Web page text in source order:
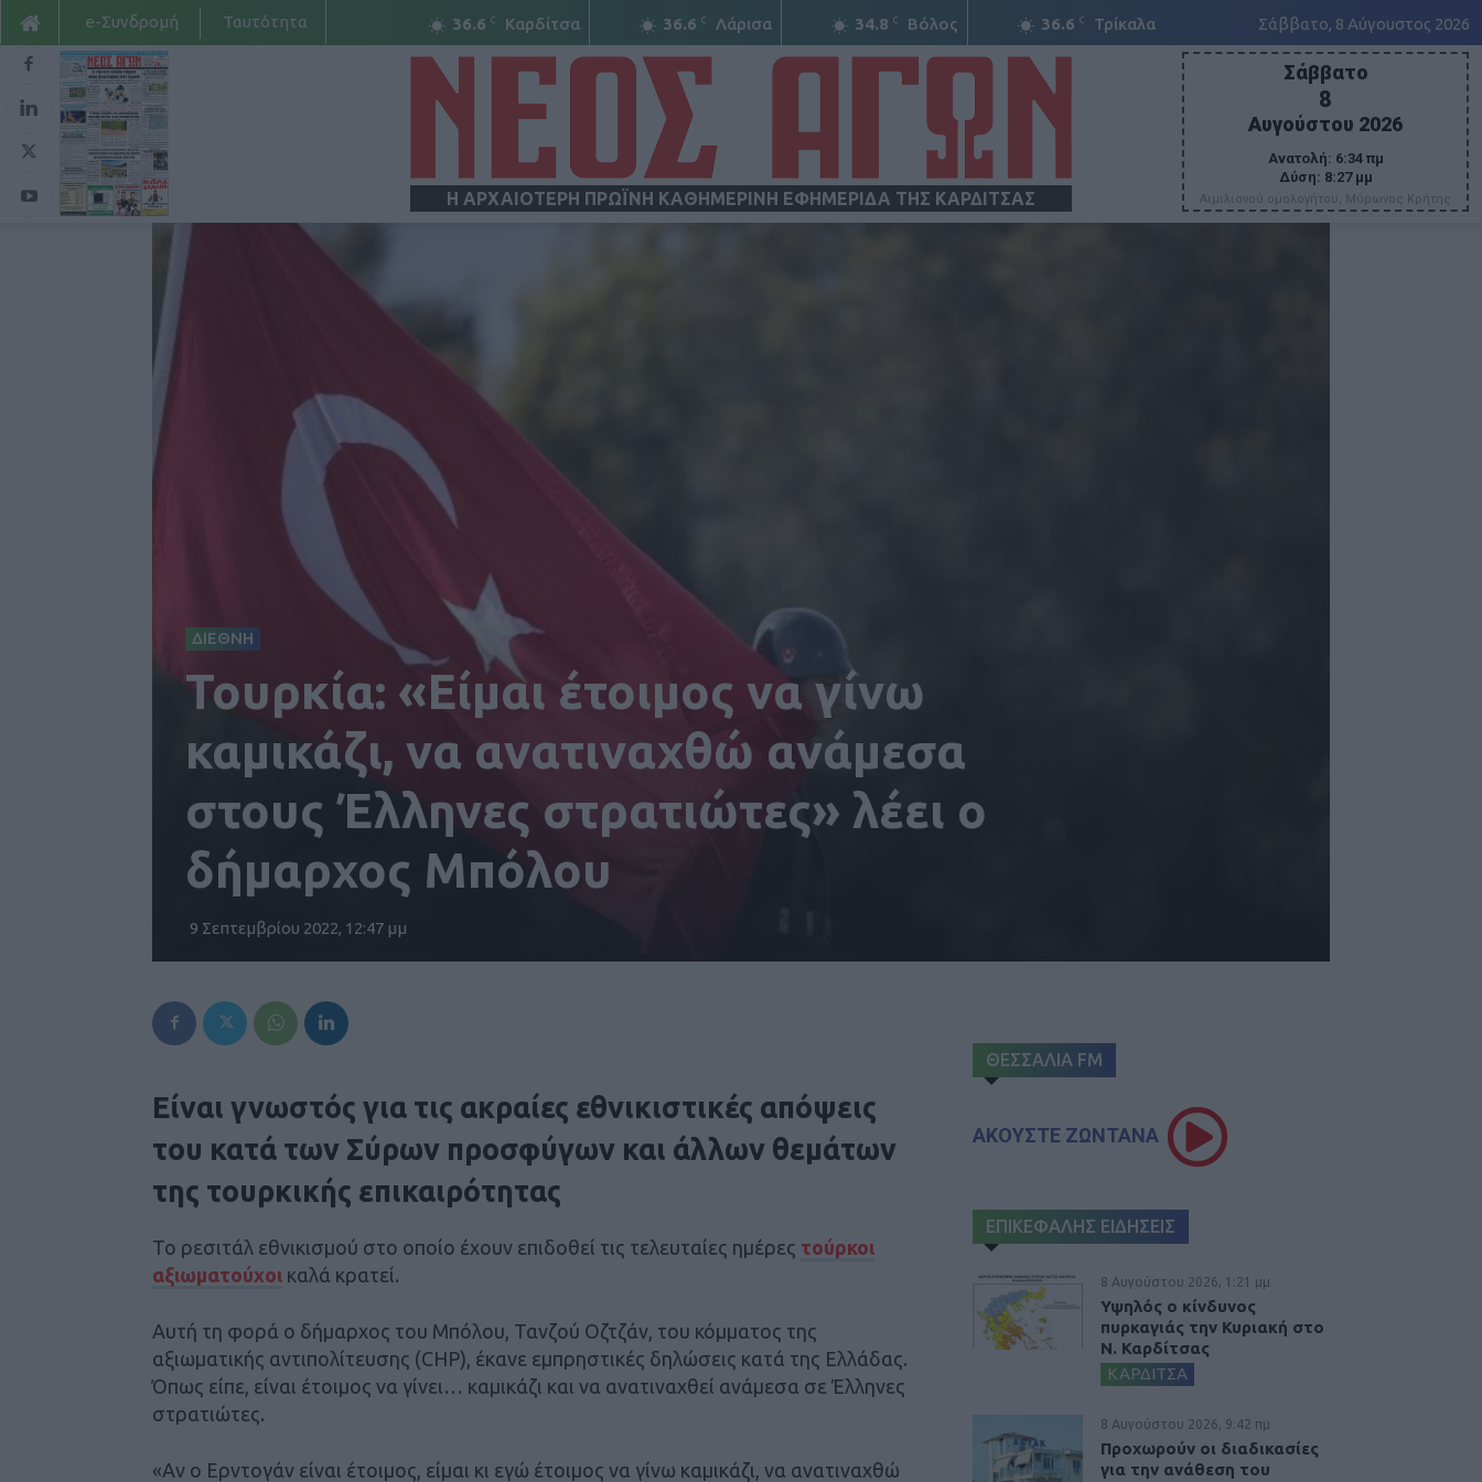
36.6 C Καρδίτσα 36.6 C Λάρισα 34.8 C Βόλος 36.6 C Τρίκαλα Σάββατο, 8 Αύγουστος 2026
e-Συνδρομή Ταυτότητα
Η ΑΡΧΑΙΟΤΕΡΗ ΠΡΩΪΝΗ ΚΑΘΗΜΕΡΙΝΗ ΕΦΗΜΕΡΙΔΑ ΤΗΣ ΚΑΡΔΙΤΣΑΣ
Σάββατο
8
Αυγούστου 2026
Ανατολή: 6:34 πμ
Δύση: 8:27 μμ
Αιμιλιανού ομολογήτου, Μύρωνος Κρήτης
ΔΙΕΘΝΗ
Τουρκία: «Είμαι έτοιμος να γίνω
καμικάζι, να ανατιναχθώ ανάμεσα
στους Έλληνες στρατιώτες» λέει ο
δήμαρχος Μπόλου
9 Σεπτεμβρίου 2022, 12:47 μμ
Είναι γνωστός για τις ακραίες εθνικιστικές απόψεις
του κατά των Σύρων προσφύγων και άλλων θεμάτων
της τουρκικής επικαιρότητας
Το ρεσιτάλ εθνικισμού στο οποίο έχουν επιδοθεί τις τελευταίες ημέρες τούρκοι
αξιωματούχοι καλά κρατεί.
Αυτή τη φορά ο δήμαρχος του Μπόλου, Τανζού Οζτζάν, του κόμματος της
αξιωματικής αντιπολίτευσης (CHP), έκανε εμπρηστικές δηλώσεις κατά της Ελλάδας.
Όπως είπε, είναι έτοιμος να γίνει… καμικάζι και να ανατιναχθεί ανάμεσα σε Έλληνες
στρατιώτες.
«Αν ο Ερντογάν είναι έτοιμος, είμαι κι εγώ έτοιμος να γίνω καμικάζι, να ανατιναχθώ
ΘΕΣΣΑΛΙΑ FM
ΑΚΟΥΣΤΕ ΖΩΝΤΑΝΑ
ΕΠΙΚΕΦΑΛΗΣ ΕΙΔΗΣΕΙΣ
8 Αυγούστου 2026, 1:21 μμ
Υψηλός ο κίνδυνος
πυρκαγιάς την Κυριακή στο
Ν. Καρδίτσας
ΚΑΡΔΙΤΣΑ
8 Αυγούστου 2026, 9:42 πμ
Προχωρούν οι διαδικασίες
για την ανάθεση του